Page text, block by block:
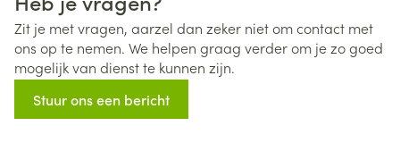
Zit je met vragen, aarzel dan zeker niet om contact met
ons op te nemen. We helpen graag verder om je zo goed
mogelijk van dienst te kunnen zijn.
Stuur ons een bericht